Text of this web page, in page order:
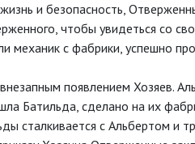
и безопасность,
чтобы увидеться со
с фабрики, успешно
появлением Хозяев.
Батильда, сделано на их
сталкивается с Альбертом и